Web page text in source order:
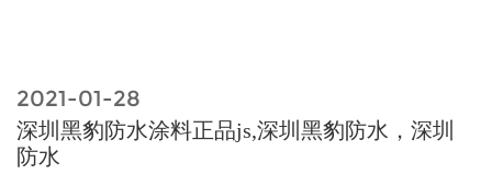
2021-01-28
深圳黑豹防水涂料正品js,深圳黑豹防水，深圳
防水